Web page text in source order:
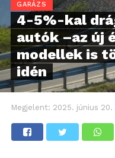
GARÁZS
4-5%-kal
autók –az új
modellek is
idén
Megjelent: 2025. június